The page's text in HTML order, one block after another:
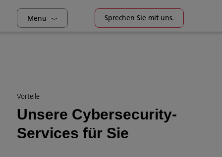
Menu Sprechen Sie mit uns.
Vorteile
Unsere Cybersecurity-
Services für Sie